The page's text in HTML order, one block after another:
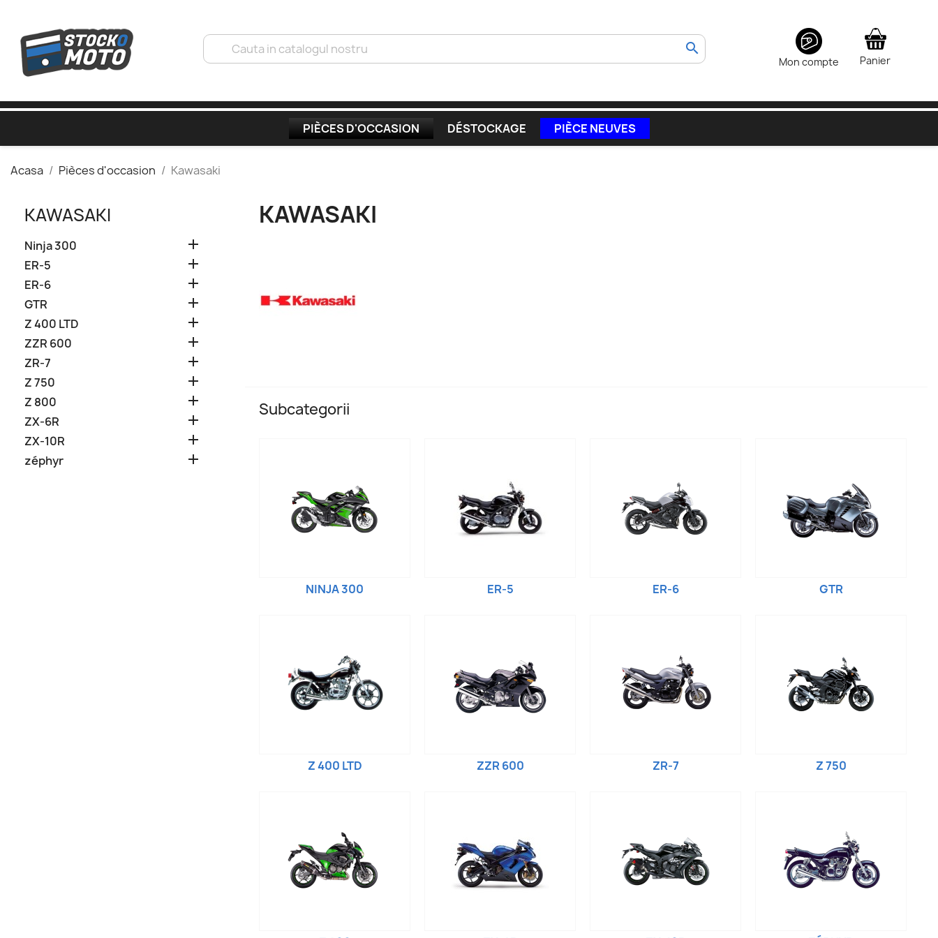
search
Mon compte Panier
PIÈCES D'OCCASION DÉSTOCKAGE PIÈCE NEUVES
Acasa Pièces d'occasion Kawasaki
KAWASAKI
Ninja 300 
ER-5 
ER-6 
GTR 
Z 400 LTD 
ZZR 600 
ZR-7 
Z 750 
Z 800 
ZX-6R 
ZX-10R 
zéphyr 
KAWASAKI
Subcategorii
NINJA 300 ER-5 ER-6 GTR
Z 400 LTD ZZR 600 ZR-7 Z 750